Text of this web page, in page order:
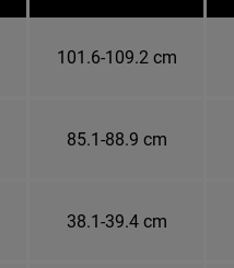
101.6-109.2 cm
85.1-88.9 cm
38.1-39.4 cm